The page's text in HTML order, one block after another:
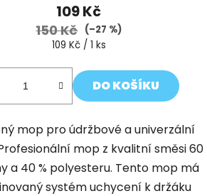
109 Kč
150 Kč (–27 %)
Měrná
109 Kč / 1 ks
DO KOŠÍKU
mop pro údržbové a univerzální
mop z kvalitní směsi 60
a 40 % polyesteru. Tento mop má
systém uchycení k držáku